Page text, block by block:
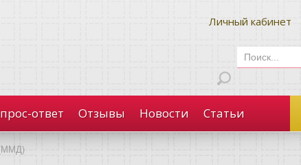
Личный кабинет
ответ Отзывы Новости Статьи
(ММД)